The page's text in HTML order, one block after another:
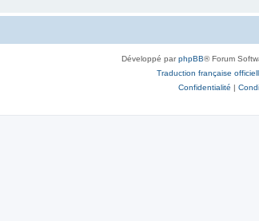
Développé parphpBB® Forum
Traduction française
Confidentialité |